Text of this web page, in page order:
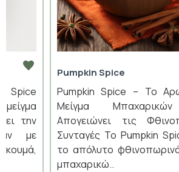
Spice
την
με
Pumpkin Spice
Pumpkin Spice – Το
Μείγμα
Απογειώνει τις
Συνταγές Το Pumpkin
το απόλυτο
μπαχαρικώ..